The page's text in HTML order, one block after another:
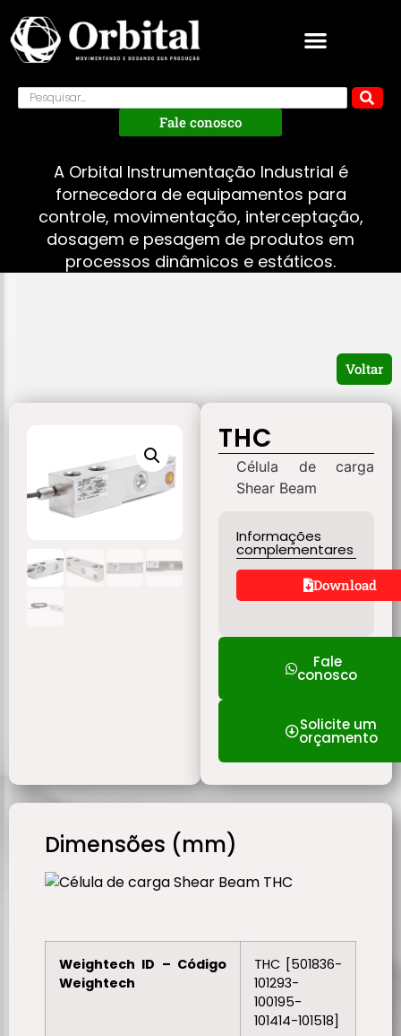
Fale conosco
A Orbital Instrumentação Industrial é
fornecedora de equipamentos para
controle, movimentação, interceptação,
dosagem e pesagem de produtos em
processos dinâmicos e estáticos.
Voltar
THC
Célula de carga
Shear Beam
Informações
complementares
Download
Fale
conosco
Solicite um
orçamento
Dimensões (mm)
Weightech ID – Código
Weightech
THC [501836-
101293-
100195-
101414-101518]